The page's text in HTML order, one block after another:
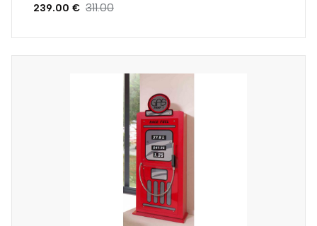
239.00 € 311.00